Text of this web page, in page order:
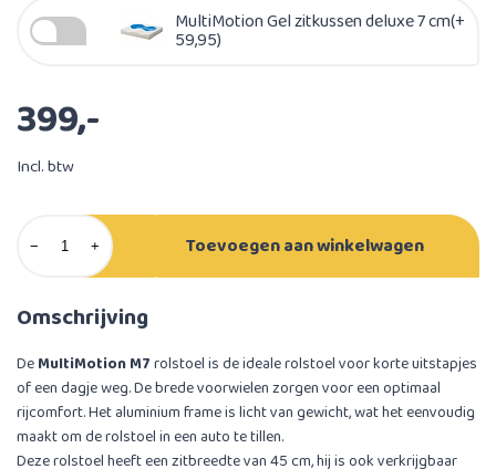
MultiMotion Gel zitkussen deluxe 7 cm(+
59,95)
399,-
Incl. btw
− + Toevoegen aan winkelwagen
Omschrijving
DeMultiMotion M7rolstoel is de ideale rolstoel voor korte uitstapjes
of een dagje weg. De brede voorwielen zorgen voor een optimaal
rijcomfort. Het aluminium frame is licht van gewicht, wat het eenvoudig
maakt om de rolstoel in een auto te tillen.
Deze rolstoel heeft een zitbreedte van 45 cm, hij is ook verkrijgbaar